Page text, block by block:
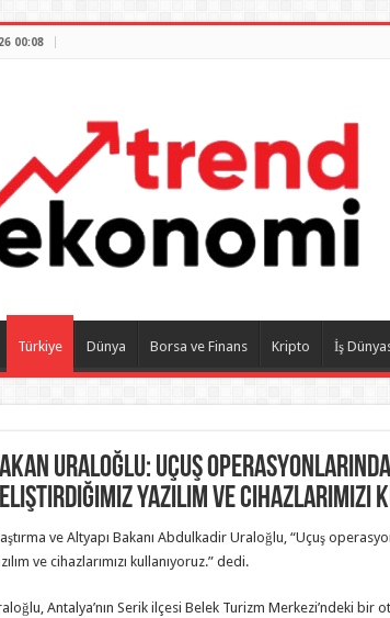
00:08
Türkiye Dünya Borsa ve Finans Kripto İş
Uraloğlu: Uçuş
yazılım ve cihazlarımızı
ve Altyapı Bakanı Abdulkadir Uraloğlu, “Uçuş
ve cihazlarımızı kullanıyoruz.” dedi.
Antalya’nın Serik ilçesi Belek Turizm Merkezi’ndeki bir